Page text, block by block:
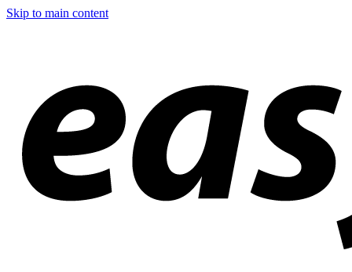
Skip to main content